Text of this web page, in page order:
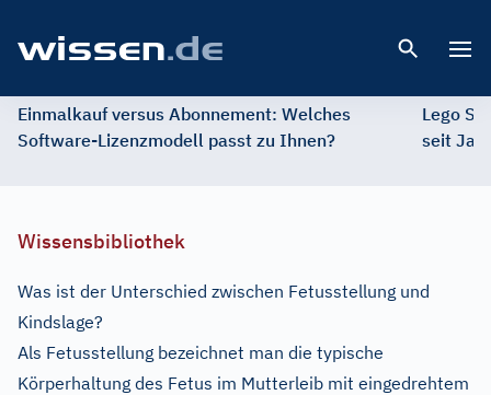
Einmalkauf versus Abonnement: Welches
Software-Lizenzmodell passt zu Ihnen?
Lego
seit
Wissensbibliothek
Was ist der Unterschied zwischen Fetusstellung und
Kindslage?
Als Fetusstellung bezeichnet man die typische
Körperhaltung des Fetus im Mutterleib mit eingedrehtem